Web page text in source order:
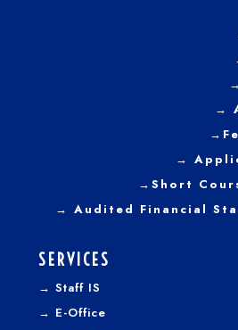
→
→
→
→ Short
→ Audited Financial
SERVICES
→ Staff IS
→ E-Office